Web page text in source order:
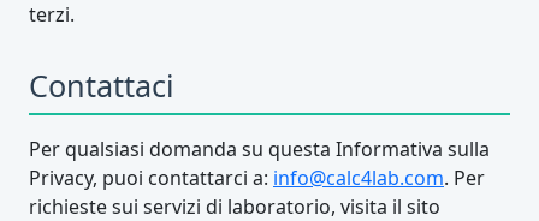
terzi.
Contattaci
Per qualsiasi domanda su questa Informativa sulla
Privacy, puoi contattarci a: info@calc4lab.com. Per
richieste sui servizi di laboratorio, visita il sito